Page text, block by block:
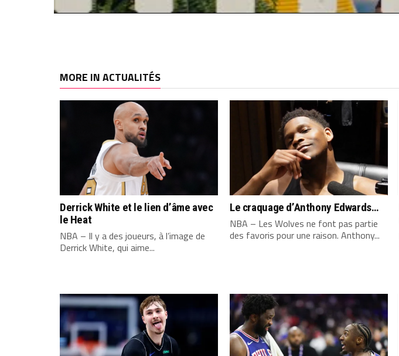
MORE IN ACTUALITÉS
Derrick White et le lien d’âme avec
le Heat
NBA – Il y a des joueurs, à l’image de
Derrick White, qui aime...
Le craquage d’Anthony Edwards…
NBA – Les Wolves ne font pas partie
des favoris pour une raison. Anthony...